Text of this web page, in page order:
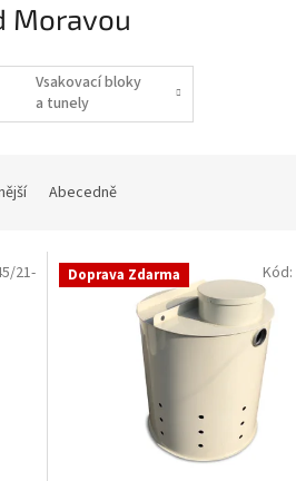
Moravou
Vsakovací bloky
a tunely
Abecedně
21- Doprava Zdarma Kód: